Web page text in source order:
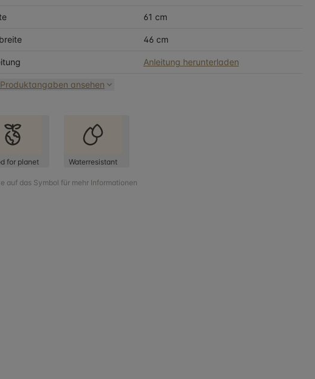
61 cm
46 cm
Anleitung herunterladen
ansehen
for planet Waterresistant
auf das Symbol für mehr Informationen